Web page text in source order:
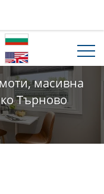
масивна
Търново